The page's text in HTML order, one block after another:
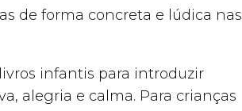
de forma concreta e lúdica nas
infantis para introduzir
alegria e calma. Para crianças